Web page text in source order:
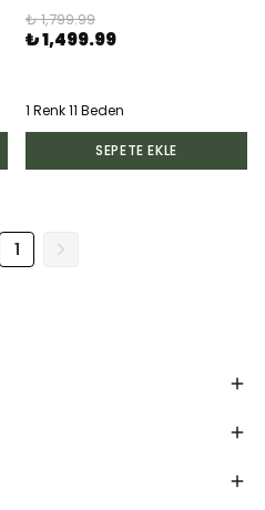
₺ 1,799.99
₺ 1,499.99
1 Renk 11 Beden
SEPETE EKLE
1